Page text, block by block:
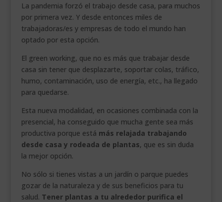
___________________________
VEURE EN CATALÀ
La pandemia forzó el trabajo desde casa, para muchos
por primera vez. Y desde entonces miles de
trabajadoras/es y empresas de todo el mundo han
optado por esta opción.
El green working, que no es más que trabajar desde
casa sin tener que desplazarte, soportar colas, tráfico,
humo, contaminación, uso de energía, etc., ha llegado
para quedarse.
Esta nueva modalidad, en ocasiones combinada con la
presencial, ha conseguido que mucha gente sea más
productiva porque está más relajada trabajando
desde casa y rodeada de plantas, que es sin duda
la mejor opción.
No sólo si tienes vistas a un jardín o parque puedes
gozar de la naturaleza y de sus beneficios para tu
salud. Tener plantas a tu alrededor purifica el